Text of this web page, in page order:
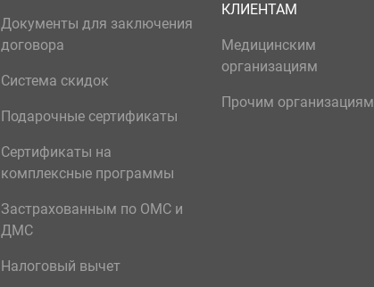
Документы для заключения
договора
Система скидок
Подарочные сертификаты
Сертификаты на
комплексные программы
Застрахованным по ОМС и
ДМС
Налоговый вычет
КЛИЕНТАМ
Медицинским
организациям
Прочим организациям